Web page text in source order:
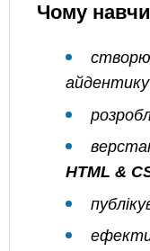
Чому
HTML &